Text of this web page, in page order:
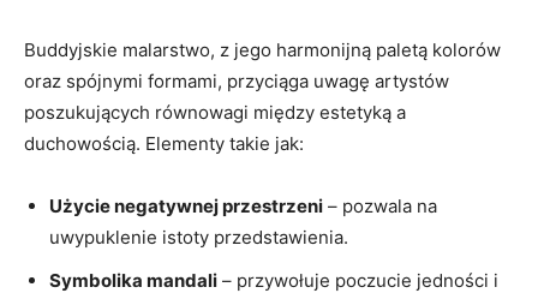
Buddyjskie malarstwo, z jego harmonijną paletą kolorów
oraz spójnymi formami, przyciąga uwagę artystów
poszukujących równowagi między estetyką a
duchowością. Elementy takie jak:
Użycie negatywnej przestrzeni – pozwala na
uwypuklenie istoty przedstawienia.
Symbolika mandali – przywołuje poczucie jedności i